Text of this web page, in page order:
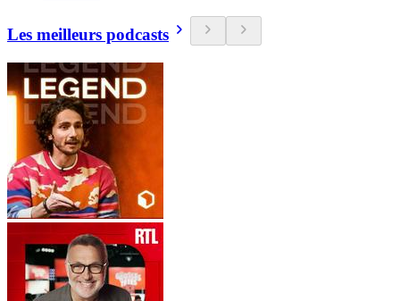
Les meilleurs podcasts